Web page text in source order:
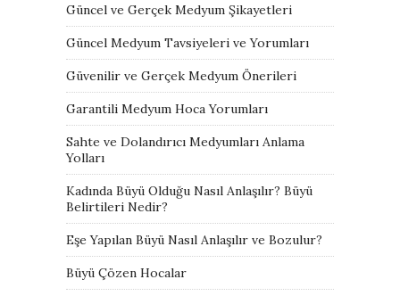
Güncel ve Gerçek Medyum Şikayetleri
Güncel Medyum Tavsiyeleri ve Yorumları
Güvenilir ve Gerçek Medyum Önerileri
Garantili Medyum Hoca Yorumları
Sahte ve Dolandırıcı Medyumları Anlama
Yolları
Kadında Büyü Olduğu Nasıl Anlaşılır? Büyü
Belirtileri Nedir?
Eşe Yapılan Büyü Nasıl Anlaşılır ve Bozulur?
Büyü Çözen Hocalar